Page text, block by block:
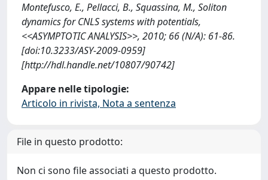
Montefusco, E., Pellacci, B., Squassina, M., Soliton
dynamics for CNLS systems with potentials,
<<ASYMPTOTIC ANALYSIS>>, 2010; 66 (N/A): 61-86.
[doi:10.3233/ASY-2009-0959]
[http://hdl.handle.net/10807/90742]
Appare nelle tipologie:
Articolo in rivista, Nota a sentenza
File in questo prodotto:
Non ci sono file associati a questo prodotto.